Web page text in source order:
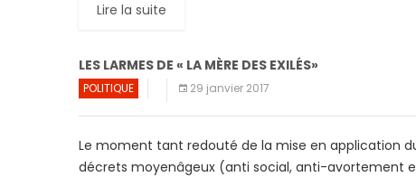
Lire la suite
LES LARMES DE « LA MÈRE DES EXILÉS»
POLITIQUE 29 janvier 2017
Le moment tant redouté de la mise en application
décrets moyenâgeux (anti social, anti-avortement